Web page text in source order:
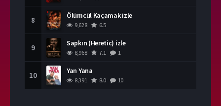
8 Ölümcül Kaçamak izle
9,628 6.5
9 Sapkın (Heretic) izle
8,968 7.1 1
10 Yan Yana
8,391 8.0 10